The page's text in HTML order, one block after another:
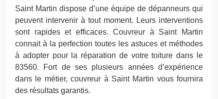
Saint Martin dispose d’une équipe de dépanneurs qui
peuvent intervenir à tout moment. Leurs interventions
sont rapides et efficaces. Couvreur à Saint Martin
connait à la perfection toutes les astuces et méthodes
à adopter pour la réparation de votre toiture dans le
83560. Fort de ses plusieurs années d’expérience
dans le métier, couvreur à Saint Martin vous fournira
des résultats garantis.